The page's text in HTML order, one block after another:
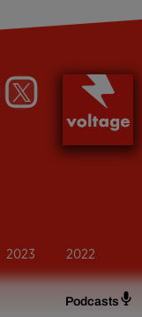
Podcasts
2023 2022